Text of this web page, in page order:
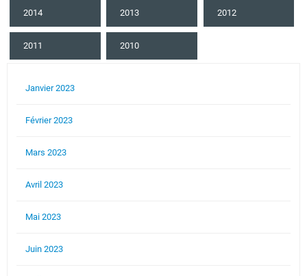
2014 2013 2012
2011 2010
Janvier 2023
Février 2023
Mars 2023
Avril 2023
Mai 2023
Juin 2023